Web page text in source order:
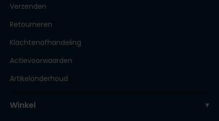
Verzenden
Retourneren
Klachtenafhandeling
Actievoorwaarden
Artikelonderhoud
Winkel